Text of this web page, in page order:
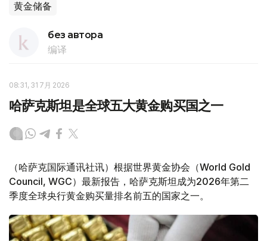
黄金储备
без автора
编译
08:31, 31 7月 2026
哈萨克斯坦是全球五大黄金购买国之一
（哈萨克国际通讯社讯）根据世界黄金协会（World Gold
Council, WGC）最新报告，哈萨克斯坦成为2026年第二
季度全球央行黄金购买量排名前五的国家之一。